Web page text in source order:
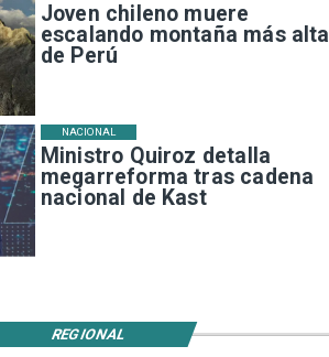
Joven chileno muere
escalando montaña más alta
de Perú
Ministro Quiroz detalla
megarreforma tras cadena
nacional de Kast
NACIONAL
REGIONAL